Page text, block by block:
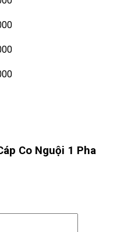
Co Nguội 1 Pha